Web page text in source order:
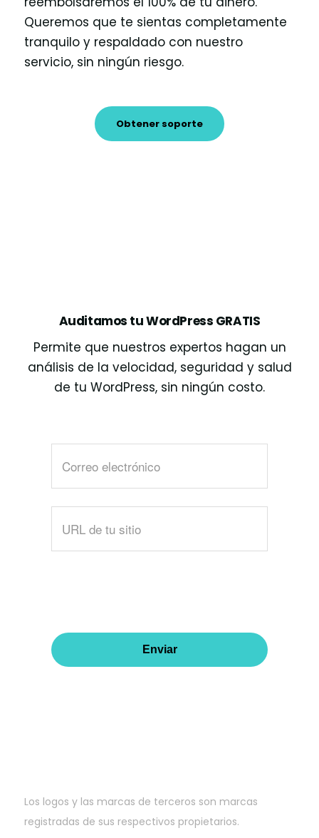
Queremos que te sientas completamente
tranquilo y respaldado con nuestro
servicio, sin ningún riesgo.
Obtener soporte
Auditamos tu WordPress GRATIS
Permite que nuestros expertos hagan un
análisis de la velocidad, seguridad y salud
de tu WordPress, sin ningún costo.
Los logos y las marcas de terceros son marcas
registradas de sus respectivos propietarios.